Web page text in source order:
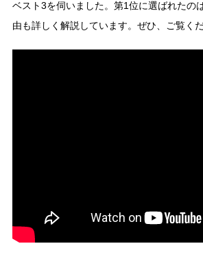
ベスト3を伺いました。第1位に選ばれたの
由も詳しく解説しています。ぜひ、ご覧くだ